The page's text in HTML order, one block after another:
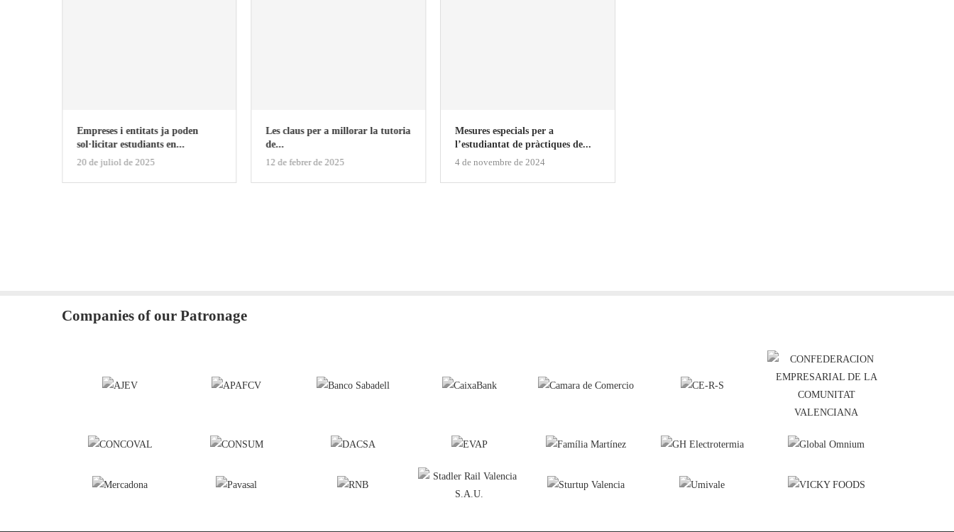
Empreses i entitats ja poden
sol·licitar estudiants en...
20 de juliol de 2025
Les claus per a millorar la tutoria
de...
12 de febrer de 2025
Mesures especials per a
l’estudiantat de pràctiques de...
4 de novembre de 2024
Companies of our Patronage